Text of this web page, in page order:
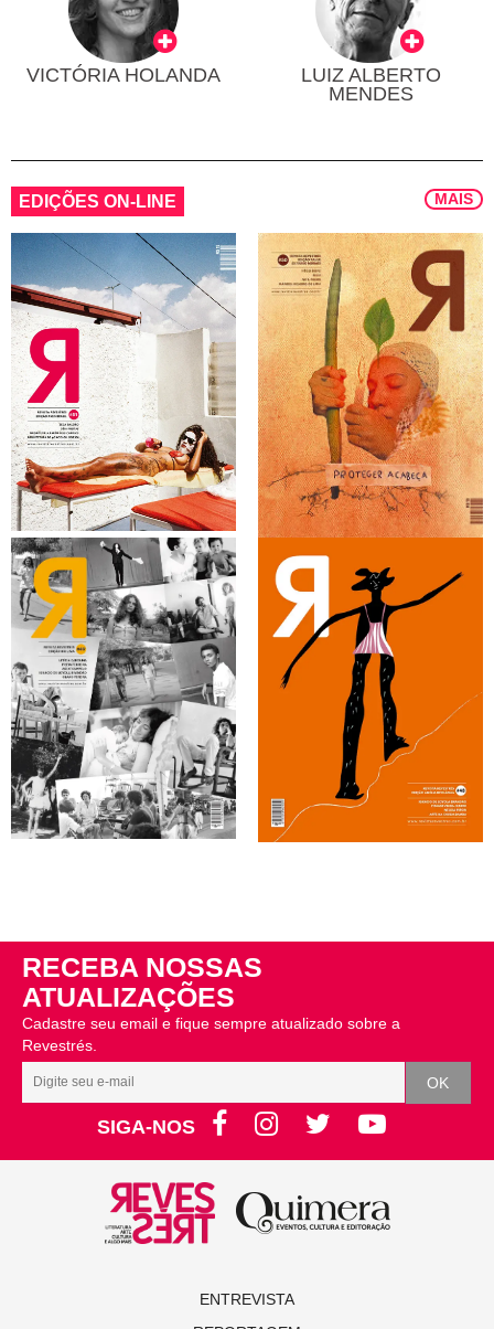
VICTÓRIA HOLANDA
LUIZ ALBERTO
MENDES
EDIÇÕES ON-LINE MAIS
RECEBA NOSSAS
ATUALIZAÇÕES
Cadastre seu email e fique sempre atualizado sobre a
Revestrés.
SIGA-NOS
ENTREVISTA